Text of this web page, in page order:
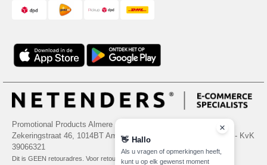
Promotional Products Almere (P.P.A.) B.V.
Zekeringstraat 46, 1014BT Amsterdam - VAT NL 005596191B03 - KvK
39066321
Dit is GEEN retouradres. Voor retourzending, zie hier
👋 Hallo
Als u vragen of opmerkingen heeft,
kunt u op elk gewenst moment